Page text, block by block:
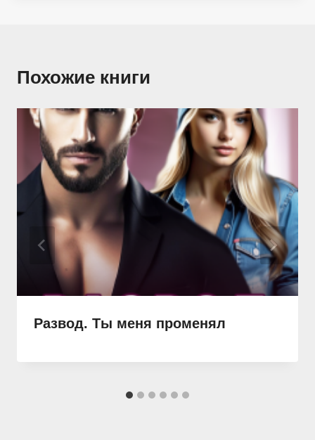
Похожие книги
Развод. Ты меня променял